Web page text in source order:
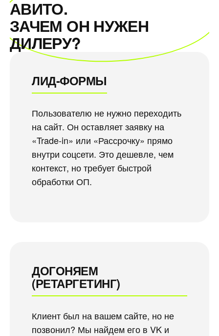
АВИТО.
ЗАЧЕМ ОН НУЖЕН
ДИЛЕРУ?
ЛИД-ФОРМЫ
Пользователю не нужно переходить
на сайт. Он оставляет заявку на
«Trade-in» или «Рассрочку» прямо
внутри соцсети. Это дешевле, чем
контекст, но требует быстрой
обработки ОП.
ДОГОНЯЕМ
(РЕТАРГЕТИНГ)
Клиент был на вашем сайте, но не
позвонил? Мы найдем его в VK и